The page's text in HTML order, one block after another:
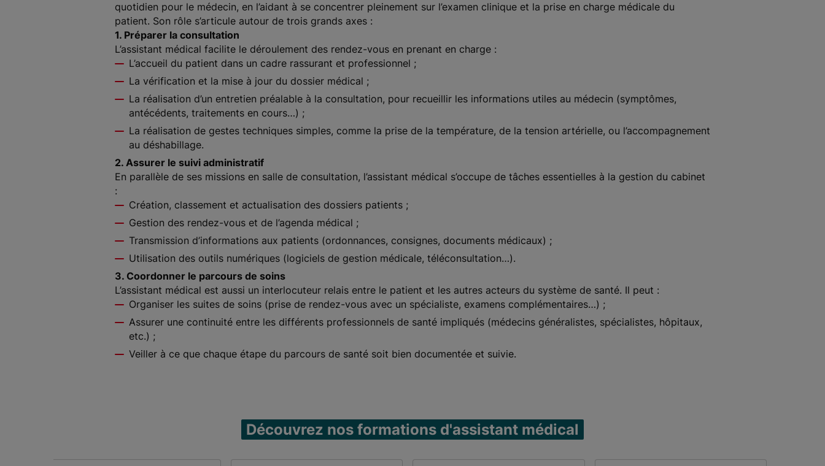
quotidien pour le médecin, en l’aidant à se concentrer pleinement sur l’examen clinique et la prise en charge médicale du
patient. Son rôle s’articule autour de trois grands axes :
1. Préparer la consultation
L’assistant médical facilite le déroulement des rendez-vous en prenant en charge :
L’accueil du patient dans un cadre rassurant et professionnel ;
La vérification et la mise à jour du dossier médical ;
La réalisation d’un entretien préalable à la consultation, pour recueillir les informations utiles au médecin (symptômes,
antécédents, traitements en cours…) ;
La réalisation de gestes techniques simples, comme la prise de la température, de la tension artérielle, ou l’accompagnement
au déshabillage.
2. Assurer le suivi administratif
En parallèle de ses missions en salle de consultation, l’assistant médical s’occupe de tâches essentielles à la gestion du cabinet
:
Création, classement et actualisation des dossiers patients ;
Gestion des rendez-vous et de l’agenda médical ;
Transmission d’informations aux patients (ordonnances, consignes, documents médicaux) ;
Utilisation des outils numériques (logiciels de gestion médicale, téléconsultation…).
3. Coordonner le parcours de soins
L’assistant médical est aussi un interlocuteur relais entre le patient et les autres acteurs du système de santé. Il peut :
Organiser les suites de soins (prise de rendez-vous avec un spécialiste, examens complémentaires…) ;
Assurer une continuité entre les différents professionnels de santé impliqués (médecins généralistes, spécialistes, hôpitaux,
etc.) ;
Veiller à ce que chaque étape du parcours de santé soit bien documentée et suivie.
Découvrez nos formations d'assistant médical